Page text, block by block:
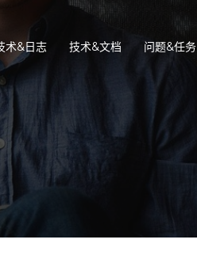
术&日志 技术&文档 问题&任务